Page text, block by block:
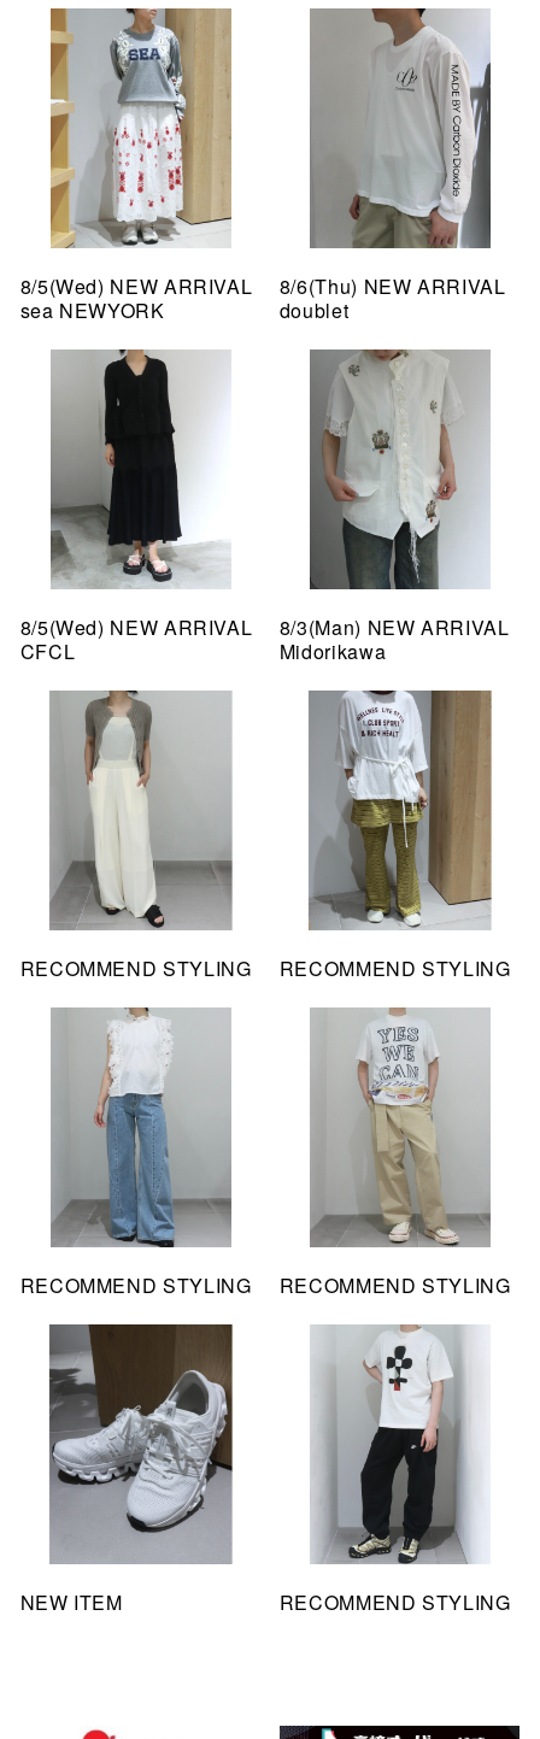
8/5(Wed) NEW ARRIVAL
sea NEWYORK
8/6(Thu) NEW ARRIVAL
doublet
8/5(Wed) NEW ARRIVAL
CFCL
8/3(Man) NEW ARRIVAL
Midorikawa
RECOMMEND STYLING RECOMMEND STYLING
RECOMMEND STYLING RECOMMEND STYLING
NEW ITEM RECOMMEND STYLING